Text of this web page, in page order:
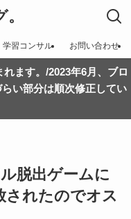
学習コンサル お問い合わせ
ます。/2023年6月、ブロ
い部分は順次修正してい
脱出ゲームに
されたのでオス